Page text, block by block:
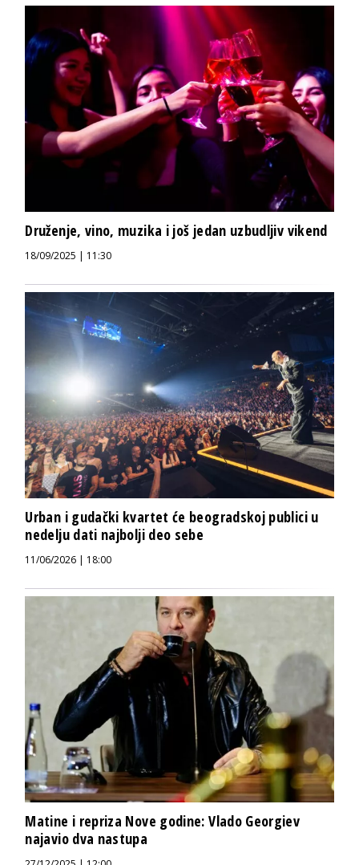
Druženje, vino, muzika i još jedan uzbudljiv vikend
18/09/2025 | 11:30
Urban i gudački kvartet će beogradskoj publici u
nedelju dati najbolji deo sebe
11/06/2026 | 18:00
Matine i repriza Nove godine: Vlado Georgiev
najavio dva nastupa